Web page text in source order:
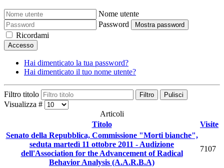
Nome utente
Password
Mostra password
Ricordami
Accesso
Hai dimenticato la tua password?
Hai dimenticato il tuo nome utente?
Filtro titolo Filtro Pulisci
Visualizza #
Articoli
Titolo
Visite
Senato della Repubblica, Commissione "Morti bianche",
seduta martedì 11 ottobre 2011 - Audizione
dell'Association for the Advancement of Radical
Behavior Analysis (A.A.R.B.A)
7107